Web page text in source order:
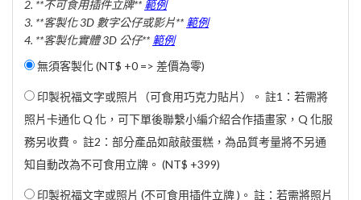
2. **不可食用插件立牌** 範例
3. **客製化 3D 數字公仔或影片** 範例
4. **客製化實體 3D 公仔** 範例
無須客製化 (NT$ +0 => 差價為零)
印製祝福文字或照片（可食用巧克力貼片）。 註1：若需將
照片卡通化 Q 化，可下單後聯繫小編介紹合作插畫家，Q 化服
務另收費。 註2：部分產品如敲敲蛋糕，為品質考量將不另通
知自動改為不可食用立牌。 (NT$ +399)
印製祝福文字或照片 (不可食用插件立牌 )。 註：若需將照片